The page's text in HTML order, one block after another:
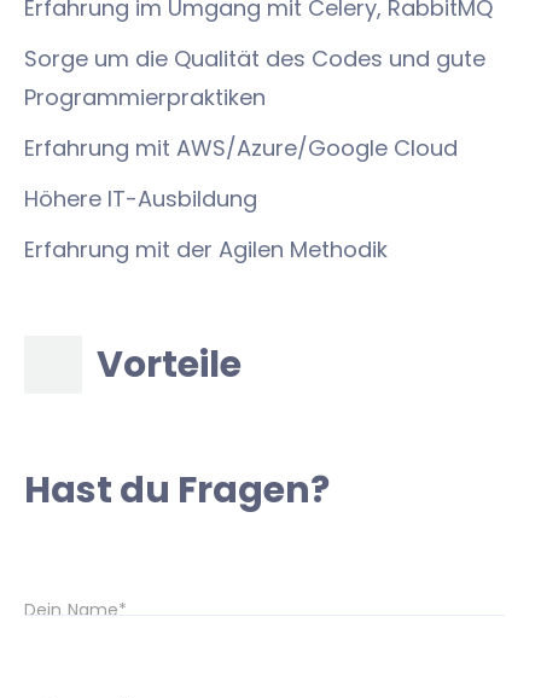
Erfahrung im Umgang mit Celery, RabbitMQ
Sorge um die Qualität des Codes und gute
Programmierpraktiken
Erfahrung mit AWS/Azure/Google Cloud
Höhere IT-Ausbildung
Erfahrung mit der Agilen Methodik
Vorteile
Hast du Fragen?
Dein Name*